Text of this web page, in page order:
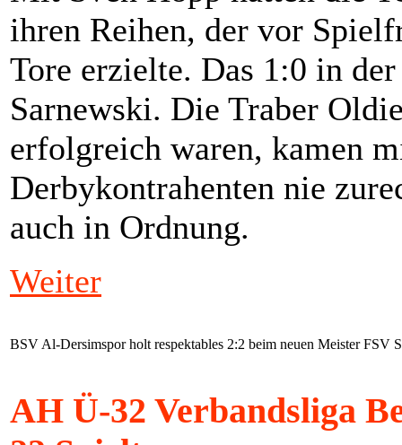
ihren Reihen, der vor
Tore erzielte. Das 1:0 in
Sarnewski. Die Traber
erfolgreich waren, kamen
Derbykontrahenten nie
auch in Ordnung.
Weiter
BSV Al-Dersimspor holt respektables 2:2 beim neuen Meister FSV
AH Ü-32 Verbandsliga